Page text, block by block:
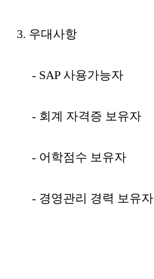
3. 우대사항
- SAP 사용가능자
- 회계 자격증 보유자
- 어학점수 보유자
- 경영관리 경력 보유자